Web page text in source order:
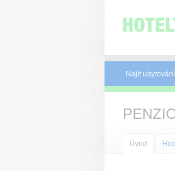
Najít ubytování
Úvod